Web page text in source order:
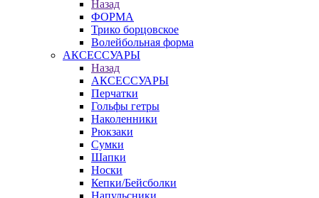
Назад
ФОРМА
Трико борцовское
Волейбольная форма
АКСЕССУАРЫ
Назад
АКСЕССУАРЫ
Перчатки
Гольфы гетры
Наколенники
Рюкзаки
Сумки
Шапки
Носки
Кепки/Бейсболки